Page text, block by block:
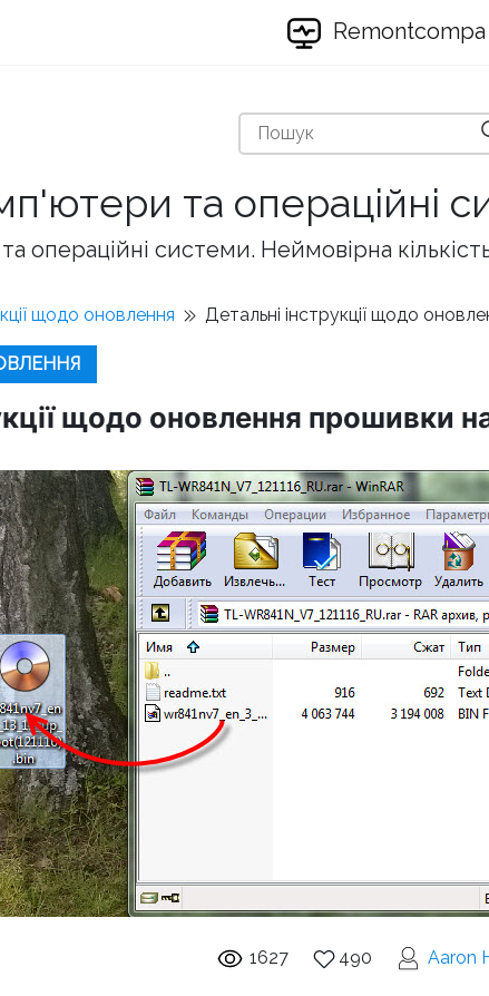
Remontcompa
та операційні
операційні системи. Неймовірна
щодо оновлення Детальні інструкції щодо
щодо оновлення прошивки
1627 490 Aaron